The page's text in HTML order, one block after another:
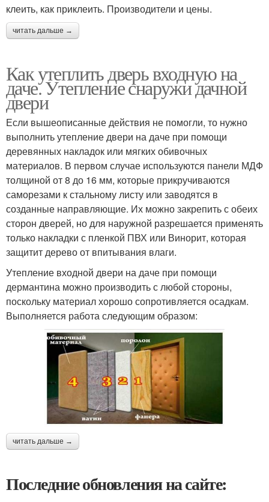
клеить, как приклеить. Производители и цены.
читать дальше →
Как утеплить дверь входную на
даче. Утепление снаружи дачной
двери
Если вышеописанные действия не помогли, то нужно
выполнить утепление двери на даче при помощи
деревянных накладок или мягких обивочных
материалов. В первом случае используются панели МДФ
толщиной от 8 до 16 мм, которые прикручиваются
саморезами к стальному листу или заводятся в
созданные направляющие. Их можно закрепить с обеих
сторон дверей, но для наружной разрешается применять
только накладки с пленкой ПВХ или Винорит, которая
защитит дерево от впитывания влаги.
Утепление входной двери на даче при помощи
дермантина можно производить с любой стороны,
поскольку материал хорошо сопротивляется осадкам.
Выполняется работа следующим образом:
читать дальше →
Последние обновления на сайте: